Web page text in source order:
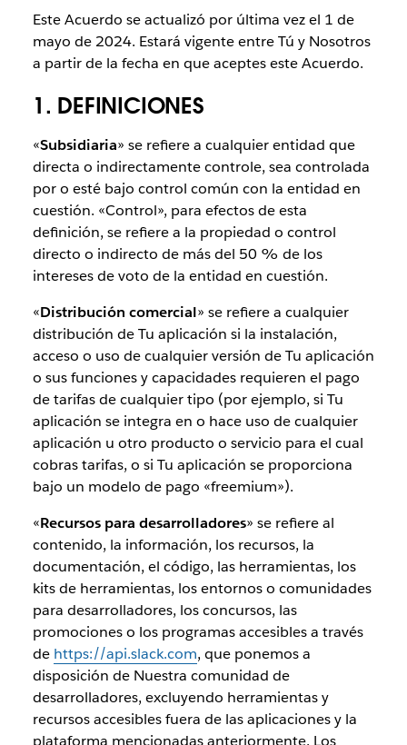
Este Acuerdo se actualizó por última vez el 1 de
mayo de 2024. Estará vigente entre Tú y Nosotros
a partir de la fecha en que aceptes este Acuerdo.
1. DEFINICIONES
«Subsidiaria» se refiere a cualquier entidad que
directa o indirectamente controle, sea controlada
por o esté bajo control común con la entidad en
cuestión. «Control», para efectos de esta
definición, se refiere a la propiedad o control
directo o indirecto de más del 50 % de los
intereses de voto de la entidad en cuestión.
«Distribución comercial» se refiere a cualquier
distribución de Tu aplicación si la instalación,
acceso o uso de cualquier versión de Tu aplicación
o sus funciones y capacidades requieren el pago
de tarifas de cualquier tipo (por ejemplo, si Tu
aplicación se integra en o hace uso de cualquier
aplicación u otro producto o servicio para el cual
cobras tarifas, o si Tu aplicación se proporciona
bajo un modelo de pago «freemium»).
«Recursos para desarrolladores» se refiere al
contenido, la información, los recursos, la
documentación, el código, las herramientas, los
kits de herramientas, los entornos o comunidades
para desarrolladores, los concursos, las
promociones o los programas accesibles a través
de https://api.slack.com, que ponemos a
disposición de Nuestra comunidad de
desarrolladores, excluyendo herramientas y
recursos accesibles fuera de las aplicaciones y la
plataforma mencionadas anteriormente. Los